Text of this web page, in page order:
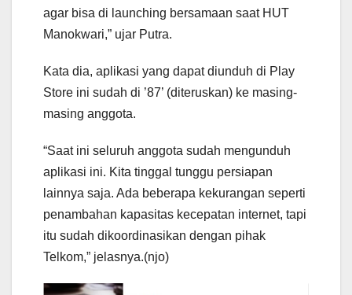
agar bisa di launching bersamaan saat HUT
Manokwari,” ujar Putra.
Kata dia, aplikasi yang dapat diunduh di Play
Store ini sudah di ’87’ (diteruskan) ke masing-
masing anggota.
“Saat ini seluruh anggota sudah mengunduh
aplikasi ini. Kita tinggal tunggu persiapan
lainnya saja. Ada beberapa kekurangan seperti
penambahan kapasitas kecepatan internet, tapi
itu sudah dikoordinasikan dengan pihak
Telkom,” jelasnya.(njo)